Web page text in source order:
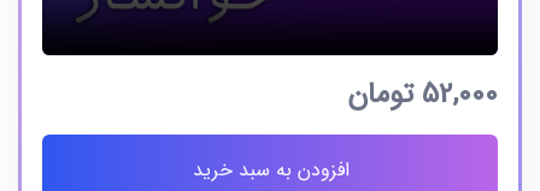
52,000تومان
افزودن به سبد خرید